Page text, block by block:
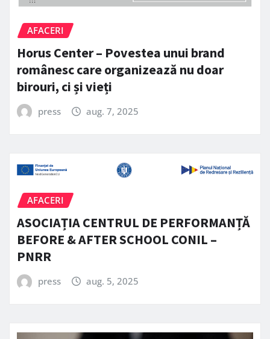
AFACERI
Horus Center – Povestea unui brand
românesc care organizează nu doar
birouri, ci și vieți
press aug. 7, 2025
AFACERI
ASOCIAȚIA CENTRUL DE PERFORMANȚĂ
BEFORE & AFTER SCHOOL CONIL –
PNRR
press aug. 5, 2025